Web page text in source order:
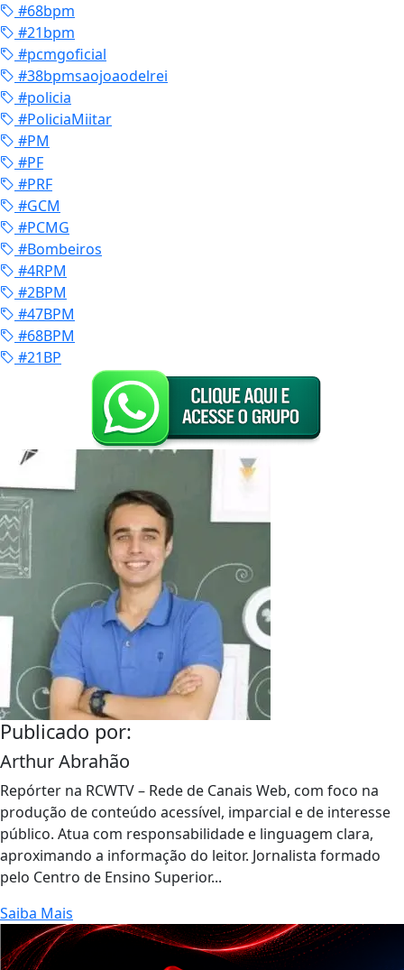
#68bpm
#21bpm
#pcmgoficial
#38bpmsaojoaodelrei
#policia
#PoliciaMiitar
#PM
#PF
#PRF
#GCM
#PCMG
#Bombeiros
#4RPM
#2BPM
#47BPM
#68BPM
#21BP
Publicado por:
Arthur Abrahão
Repórter na RCWTV – Rede de Canais Web, com foco na
produção de conteúdo acessível, imparcial e de interesse
público. Atua com responsabilidade e linguagem clara,
aproximando a informação do leitor. Jornalista formado
pelo Centro de Ensino Superior...
Saiba Mais